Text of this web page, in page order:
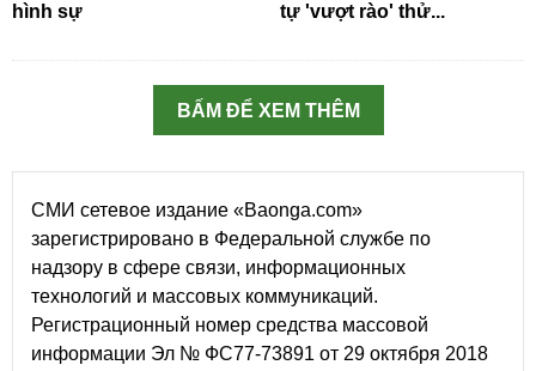
hình sự
tự 'vượt rào' thử...
BẤM ĐỂ XEM THÊM
СМИ сетевое издание «Baonga.com»
зарегистрировано в Федеральной службе по
надзору в сфере связи, информационных
технологий и массовых коммуникаций.
Регистрационный номер средства массовой
информации Эл № ФС77-73891 от 29 октября 2018